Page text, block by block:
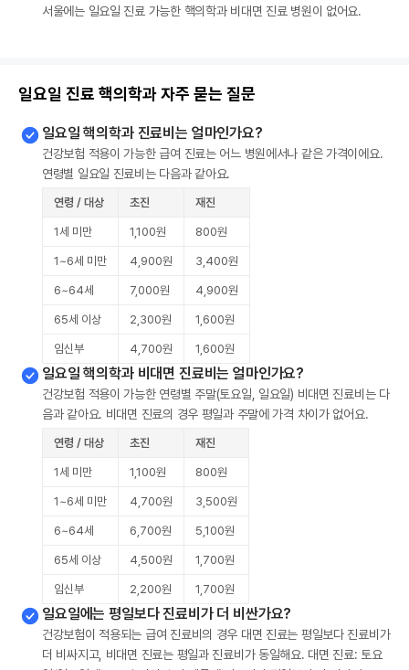
서울에는 일요일 진료 가능한 핵의학과 비대면 진료 병원이 없어요.
일요일 진료 핵의학과 자주 묻는 질문
일요일 핵의학과 진료비는 얼마인가요?
건강보험 적용이 가능한 급여 진료는 어느 병원에서나 같은 가격이에요.
연령별 일요일 진료비는 다음과 같아요.
연령 / 대상 초진 재진
1세 미만 1,100원 800원
1~6세 미만 4,900원 3,400원
6~64세 7,000원 4,900원
65세 이상 2,300원 1,600원
임신부 4,700원 1,600원
일요일 핵의학과 비대면 진료비는 얼마인가요?
건강보험 적용이 가능한 연령별 주말(토요일, 일요일) 비대면 진료비는 다
음과 같아요. 비대면 진료의 경우 평일과 주말에 가격 차이가 없어요.
연령 / 대상 초진 재진
1세 미만 1,100원 800원
1~6세 미만 4,700원 3,500원
6~64세 6,700원 5,100원
65세 이상 4,500원 1,700원
임신부 2,200원 1,700원
일요일에는 평일보다 진료비가 더 비싼가요?
건강보험이 적용되는 급여 진료비의 경우 대면 진료는 평일보다 진료비가
더 비싸지고, 비대면 진료는 평일과 진료비가 동일해요. 대면 진료: 토요